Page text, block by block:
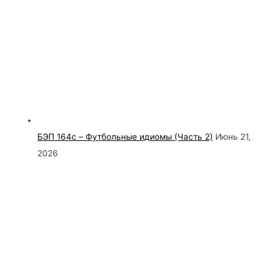
БЭП 164c – Футбольные идиомы (Часть 2) Июнь 21,
2026